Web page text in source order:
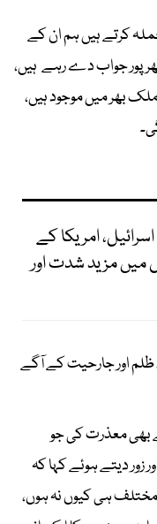
کرتے ہیں ہم ان کے
جواب دے رہے ہیں،
بھر میں موجود ہیں،
امریکا کے
میں مزید شدت اور
ظلم اور جارحیت کے آگے
بھی معذرت کی جو
دیتے ہوئے کہا کہ
مختلف ہی کیوں نہ ہوں،